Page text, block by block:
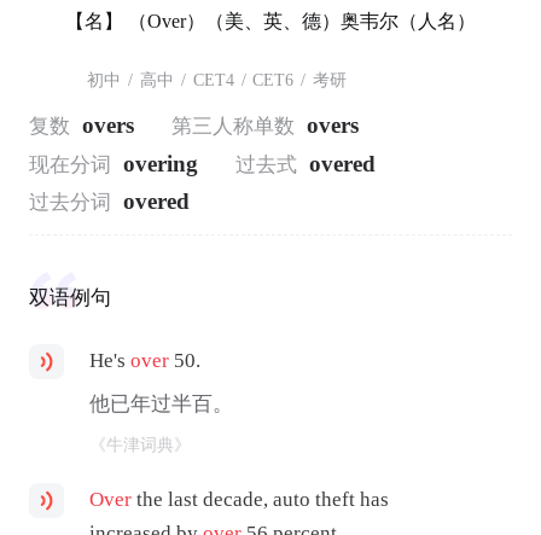
【名】 （Over）（美、英、德）奥韦尔（人名）
初中 / 高中 / CET4 / CET6 / 考研
复数 overs 第三人称单数 overs
现在分词 overing 过去式 overed
过去分词 overed
双语例句
He'sover 50.
他已年过半百。
《牛津词典》
Over the last decade, auto theft has